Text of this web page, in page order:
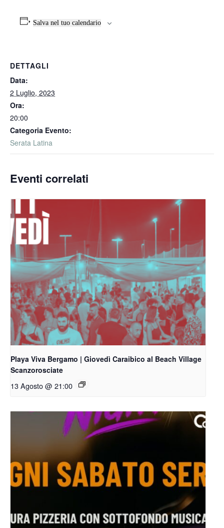
Salva nel tuo calendario
DETTAGLI
Data:
2 Luglio, 2023
Ora:
20:00
Categoria Evento:
Serata Latina
Eventi correlati
Playa Viva Bergamo | Giovedì Caraibico al Beach Village
Scanzorosciate
13 Agosto @ 21:00